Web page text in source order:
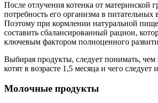
После отлучения котенка от материнской
потребность его организма в питательных
Поэтому при кормлении натуральной
составить сбалансированный рацион,
ключевым фактором полноценного
Выбирая продукты, следует понимать,
котят в возрасте 1,5 месяца и чего следует
Молочные продукты